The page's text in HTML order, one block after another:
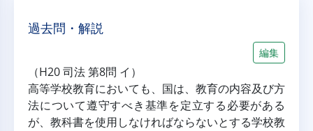
過去問・解説
編集
（H20 司法 第8問 イ）
高等学校教育においても、国は、教育の内容及び方
法について遵守すべき基準を定立する必要がある
が、教科書を使用しなければならないとする学校教